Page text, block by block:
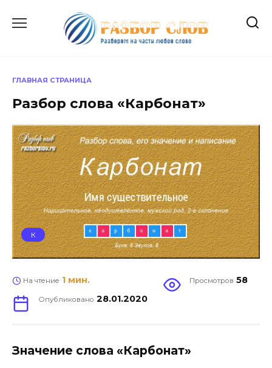
содержанию
ГЛАВНАЯ СТРАНИЦА
Разбор слова «Карбонат»
К
На чтение 1 мин. Просмотров 58
Опубликовано 28.01.2020
Значение слова «Карбонат»